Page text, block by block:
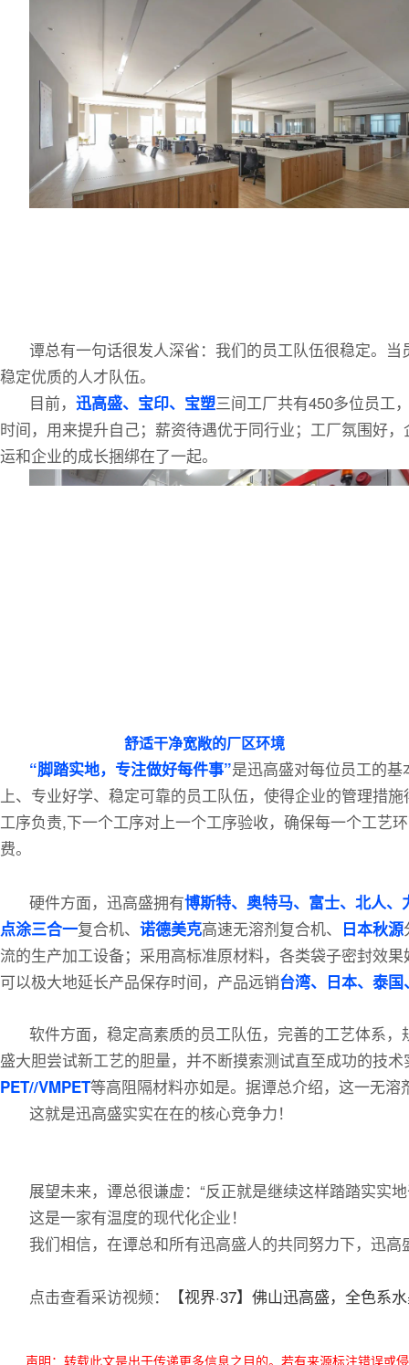
谭总有一句话很发人深省：我们的员工队伍很稳定。
稳定优质的人才队伍。
目前， 迅高盛、宝印、宝塑三间工厂共有450多位员工
时间，用来提升自己；薪资待遇优于同行业；工厂氛围好
运和企业的成长捆绑在了一起。
舒适干净宽敞的厂区环境
“脚踏实地，专注做好每件事”是迅高盛对每位员工的
上、专业好学、稳定可靠的员工队伍，使得企业的管理措
工序负责,下一个工序对上一个工序验收，确保每一个工艺
费。
硬件方面，迅高盛拥有博斯特、奥特马、富士、北人、
点涂三合一复合机、 诺德美克高速无溶剂复合机、 日本秋源
流的生产加工设备；采用高标准原材料，各类袋子密封效
可以极大地延长产品保存时间，产品远销台湾、日本、泰
软件方面，稳定高素质的员工队伍，完善的工艺体系
PET//VMPET 等高阻隔材料亦如是。据谭总介绍，这一无